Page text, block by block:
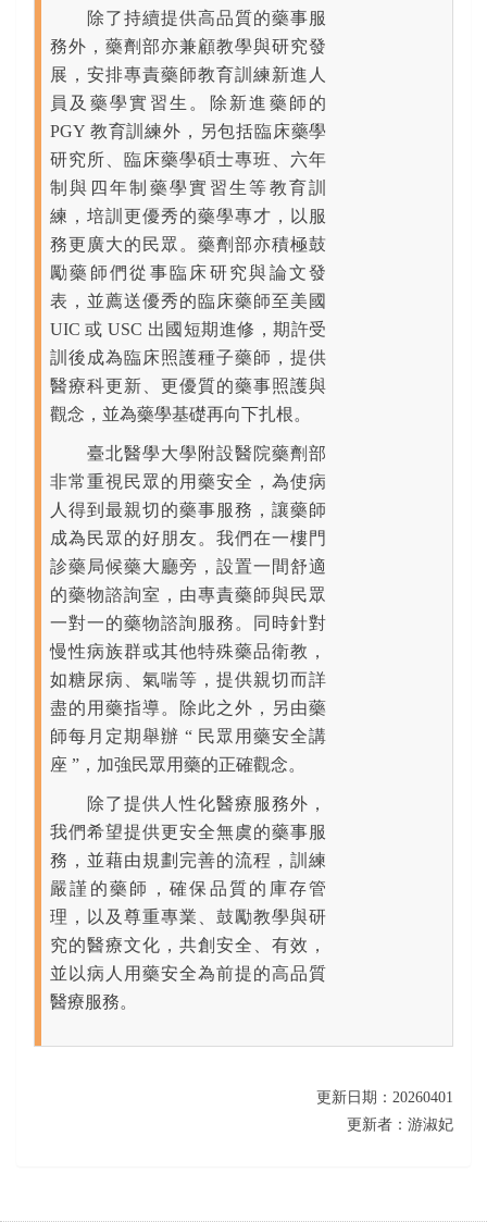
除了持續提供高品質的藥事服
務外，藥劑部亦兼顧教學與研究發
展，安排專責藥師教育訓練新進人
員及藥學實習生。除新進藥師的
PGY 教育訓練外，另包括臨床藥學
研究所、臨床藥學碩士專班、六年
制與四年制藥學實習生等教育訓
練，培訓更優秀的藥學專才，以服
務更廣大的民眾。藥劑部亦積極鼓
勵藥師們從事臨床研究與論文發
表，並薦送優秀的臨床藥師至美國
UIC 或 USC 出國短期進修，期許受
訓後成為臨床照護種子藥師，提供
醫療科更新、更優質的藥事照護與
觀念，並為藥學基礎再向下扎根。
臺北醫學大學附設醫院藥劑部
非常重視民眾的用藥安全，為使病
人得到最親切的藥事服務，讓藥師
成為民眾的好朋友。我們在一樓門
診藥局候藥大廳旁，設置一間舒適
的藥物諮詢室，由專責藥師與民眾
一對一的藥物諮詢服務。同時針對
慢性病族群或其他特殊藥品衛教，
如糖尿病、氣喘等，提供親切而詳
盡的用藥指導。除此之外，另由藥
師每月定期舉辦 “ 民眾用藥安全講
座 ”，加強民眾用藥的正確觀念。
除了提供人性化醫療服務外，
我們希望提供更安全無虞的藥事服
務，並藉由規劃完善的流程，訓練
嚴謹的藥師，確保品質的庫存管
理，以及尊重專業、鼓勵教學與研
究的醫療文化，共創安全、有效，
並以病人用藥安全為前提的高品質
醫療服務。
更新日期：20260401
更新者：游淑妃